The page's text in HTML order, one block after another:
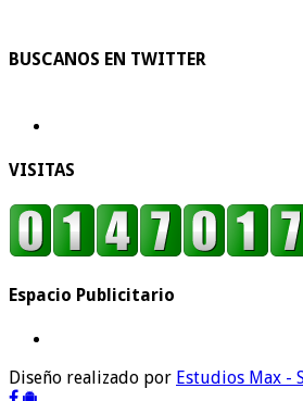
BUSCANOS EN TWITTER
VISITAS
Espacio Publicitario
Diseño realizado por Estudios Max -